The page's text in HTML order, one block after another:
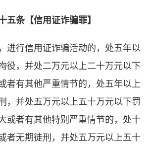
五条【信用证诈骗罪】
进行信用证诈骗活动的，处五年以
役，并处二万元以上二十万元以下
者有其他严重情节的，处五年以上
，并处五万元以上五十万元以下罚
或者有其他特别严重情节的，处十
者无期徒刑，并处五万元以上五十